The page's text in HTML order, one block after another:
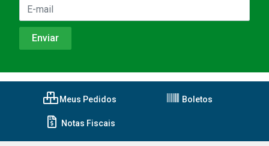
Meus Pedidos Boletos
Notas Fiscais